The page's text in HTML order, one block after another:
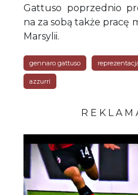
Gattuso poprzednio
na za sobą także pracę
Marsylii.
gennaro gattuso
azzurri
R E K L A M